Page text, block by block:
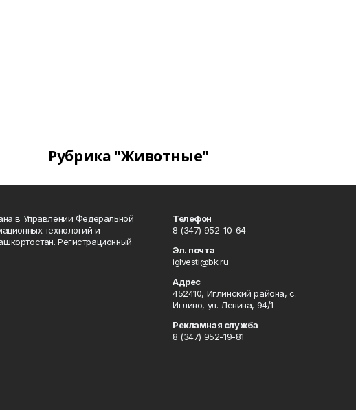
Рубрика "Животные"
в Управлении Федеральной
технологий и
Регистрационный
Телефон
8 (347) 952-10-64
Эл. почта
iglvesti@bk.ru
Адрес
452410, Иглинский района, с.
Иглино, ул. Ленина, 94/1
Рекламная служба
8 (347) 952-19-81